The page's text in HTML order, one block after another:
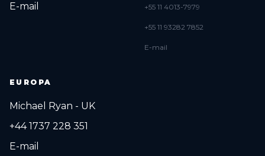
E-mail
+55 11 4013-7979
+55 11 93282 7852
E-mail
EUROPA
Michael Ryan - UK
+44 1737 228 351
E-mail